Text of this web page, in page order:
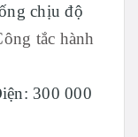
chịu độ
tắc hành
300 000